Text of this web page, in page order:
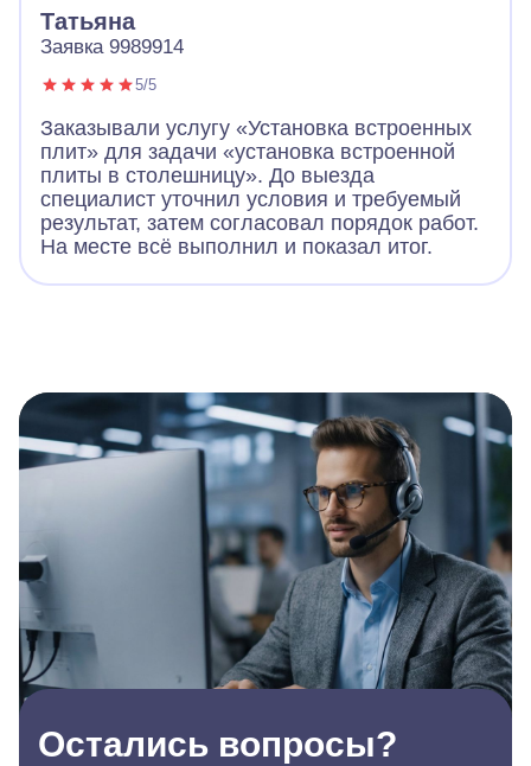
Татьяна
Заявка 9989914
5/5
Заказывали услугу «Установка встроенных
плит» для задачи «установка встроенной
плиты в столешницу». До выезда
специалист уточнил условия и требуемый
результат, затем согласовал порядок работ.
На месте всё выполнил и показал итог.
Остались вопросы?